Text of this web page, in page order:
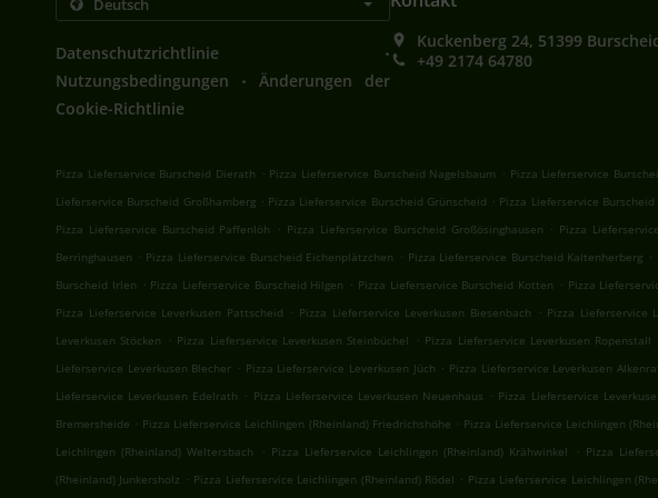
Datenschutzrichtlinie .
Nutzungsbedingungen .
Änderungen der
Cookie-Richtlinie
Kuckenberg 24, 51399
+49 2174 64780
Pizza Lieferservice Burscheid Dierath . Pizza Lieferservice Burscheid Nagelsbaum . Pizza Lieferservice
Lieferservice Burscheid Großhamberg . Pizza Lieferservice Burscheid Grünscheid . Pizza Lieferservice
Pizza Lieferservice Burscheid Paffenlöh
. Pizza Lieferservice Burscheid Großösinghausen . Pizza
Berringhausen . Pizza Lieferservice Burscheid Eichenplätzchen . Pizza Lieferservice Burscheid Kaltenherberg .
Burscheid Irlen . Pizza Lieferservice Burscheid Hilgen . Pizza Lieferservice Burscheid Kotten . Pizza
Pizza Lieferservice Leverkusen Pattscheid . Pizza Lieferservice Leverkusen Biesenbach . Pizza Lieferservice
Leverkusen Stöcken
. Pizza Lieferservice Leverkusen Steinbüchel . Pizza Lieferservice Leverkusen Ropenstall
Lieferservice Leverkusen Blecher . Pizza Lieferservice Leverkusen Jüch . Pizza Lieferservice Leverkusen
Lieferservice Leverkusen Edelrath . Pizza Lieferservice Leverkusen Neuenhaus . Pizza Lieferservice
Bremersheide . Pizza Lieferservice Leichlingen (Rheinland) Friedrichshöhe . Pizza Lieferservice Leichlingen
Leichlingen (Rheinland) Weltersbach
. Pizza Lieferservice Leichlingen (Rheinland) Krähwinkel . Pizza
(Rheinland) Junkersholz . Pizza Lieferservice Leichlingen (Rheinland) Rödel . Pizza Lieferservice Leichlingen